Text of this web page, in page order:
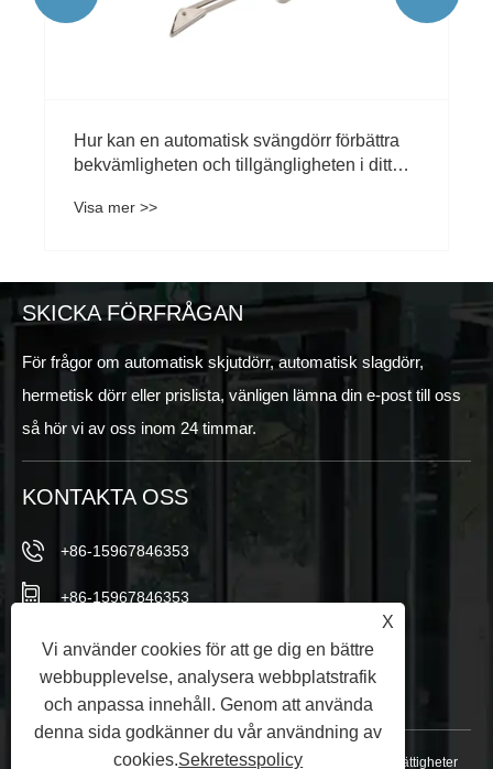
SKICKA FÖRFRÅGAN
För frågor om automatisk skjutdörr, automatisk slagdörr,
hermetisk dörr eller prislista, vänligen lämna din e-post till oss
så hör vi av oss inom 24 timmar.
KONTAKTA OSS
+86-15967846353
+86-15967846353
info@vezedoors.com
I Industry Park, Hemudi Town, Office, China
Copyright © 2024 Ningbo Veze Automatic Door Co., Ltd. Alla rättigheter
X
Vi använder cookies för att ge dig en bättre
webbupplevelse, analysera webbplatstrafik
och anpassa innehåll. Genom att använda
denna sida godkänner du vår användning av
cookies.Sekretesspolicy